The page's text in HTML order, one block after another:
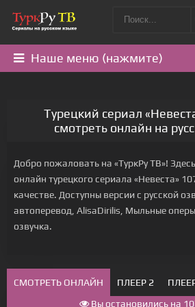
Наше меню (нажмите)
Турецкий сериал
смотреть онлайн на
Добро пожаловать на «ТуркРу ТВ»!
онлайн турецкого сериала «Невеста»
качестве. Доступны версии с русской
автоперевод, AlisaDirilis, Мыльные
озвучка.
СМОТРЕТЬ ОНЛАЙН ПЛЕЕР 2
Вы остановились на